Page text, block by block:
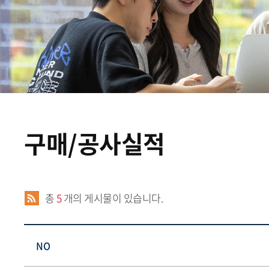
구매/공사실적
총5개의 게시물이 있습니다.
NO